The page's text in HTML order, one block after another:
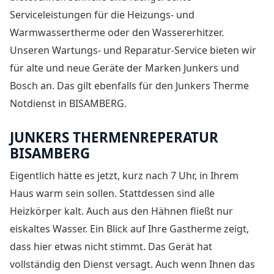
Serviceleistungen für die Heizungs- und
Warmwassertherme oder den Wassererhitzer.
Unseren Wartungs- und Reparatur-Service bieten wir
für alte und neue Geräte der Marken Junkers und
Bosch an. Das gilt ebenfalls für den Junkers Therme
Notdienst in BISAMBERG.
JUNKERS THERMENREPERATUR
BISAMBERG
Eigentlich hätte es jetzt, kurz nach 7 Uhr, in Ihrem
Haus warm sein sollen. Stattdessen sind alle
Heizkörper kalt. Auch aus den Hähnen fließt nur
eiskaltes Wasser. Ein Blick auf Ihre Gastherme zeigt,
dass hier etwas nicht stimmt. Das Gerät hat
vollständig den Dienst versagt. Auch wenn Ihnen das